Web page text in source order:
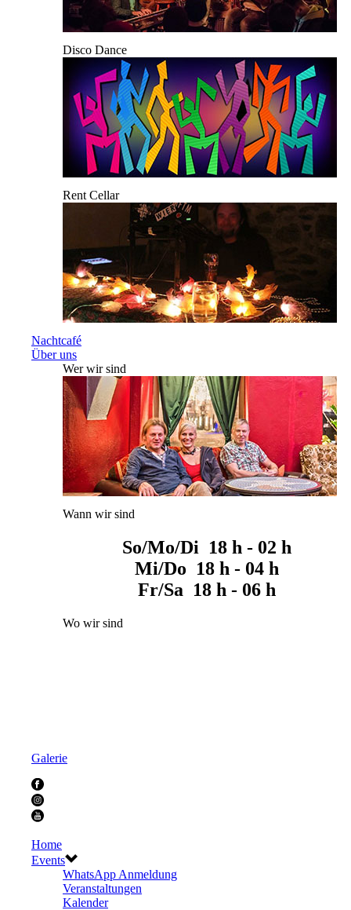
Disco Dance
Rent Cellar
Nachtcafé
Über uns
Wer wir sind
Wann wir sind
So/Mo/Di 18 h - 02 h
Mi/Do 18 h - 04 h
Fr/Sa 18 h - 06 h
Wo wir sind
Galerie
Home
Events
WhatsApp Anmeldung
Veranstaltungen
Kalender